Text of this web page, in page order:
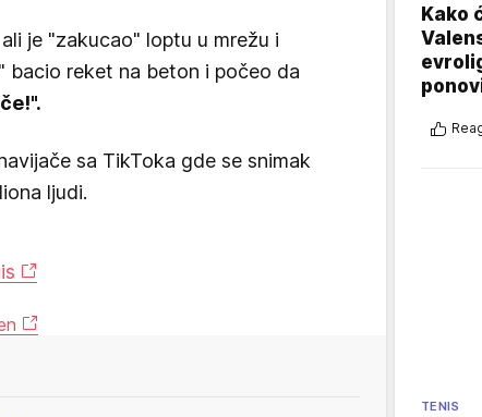
je "zakucao" loptu u mrežu i
bacio reket na beton i počeo da
sa TikToka gde se snimak
ljudi.
Kako
TENIS